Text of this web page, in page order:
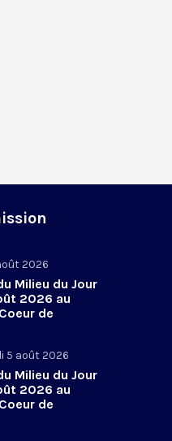
2026
Milieu du Jour
2026 au
de
5 août 2026
Milieu du Jour
2026 au
de